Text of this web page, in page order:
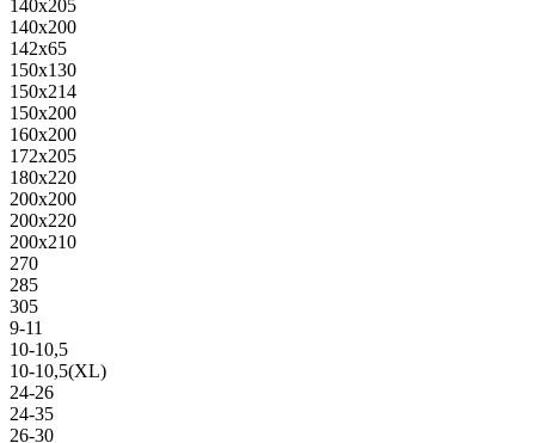
140х205
140х200
142х65
150х130
150х214
150х200
160х200
172х205
180х220
200х200
200х220
200х210
270
285
305
9-11
10-10,5
10-10,5(XL)
24-26
24-35
26-30